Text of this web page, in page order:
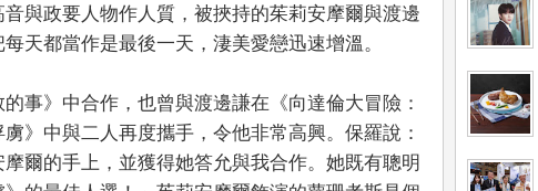
與政要人物作人質，被挾持的茱莉安摩爾與渡邊
天都當作是最後一天，淒美愛戀迅速增溫。
事》中合作，也曾與渡邊謙在《向達倫大冒險：
》中與二人再度攜手，令他非常高興。保羅說：
爾的手上，並獲得她答允與我合作。她既有聰明